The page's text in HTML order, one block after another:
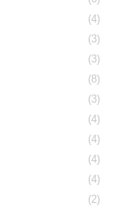
(4)
(3)
(3)
(8)
(3)
(4)
(4)
(4)
(4)
(2)